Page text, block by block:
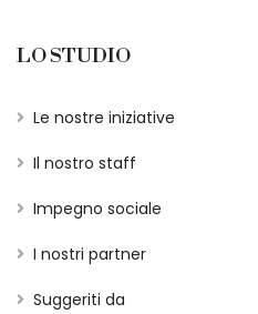
LO STUDIO
Le nostre iniziative
Il nostro staff
Impegno sociale
I nostri partner
Suggeriti da